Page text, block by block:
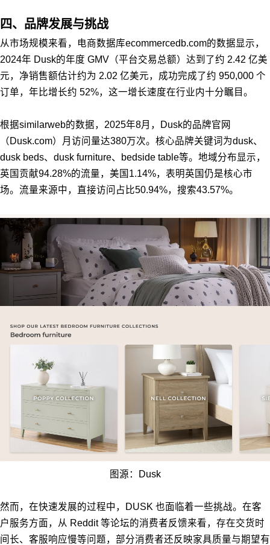
四、品牌发展与挑战
从市场规模来看，电商数据库ecommercedb.com的数据显示，
2024年 Dusk的年度 GMV（平台交易总额）达到了约 2.42 亿美
元，净销售额估计约为 2.02 亿美元，成功完成了约 950,000 个
订单，年比增长约 52%，这一增长速度在行业内十分瞩目。
根据similarweb的数据，2025年8月，Dusk的品牌官网
（Dusk.com）月访问量达380万次。核心品牌关键词为dusk、
dusk beds、dusk furniture、bedside table等。地域分布显示，
英国贡献94.28%的流量，美国1.14%，表明英国仍是核心市
场。流量来源中，直接访问占比50.94%，搜索43.57%。
图源：Dusk
然而，在快速发展的过程中，DUSK 也面临着一些挑战。在客
户服务方面，从 Reddit 等论坛的消费者反馈来看，存在交货时
间长、客服响应慢等问题，部分消费者还反映家具质量与期望有